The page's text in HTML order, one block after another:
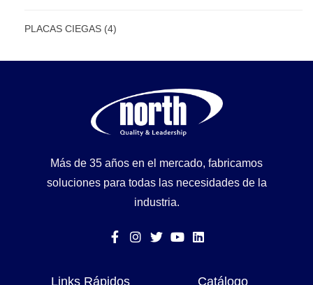
PLACAS CIEGAS (4)
Más de 35 años en el mercado, fabricamos
soluciones para todas las necesidades de la
industria.
Links Rápidos Catálogo